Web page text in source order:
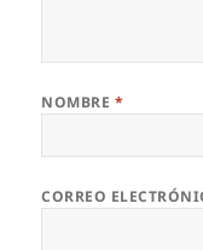
NOMBRE *
CORREO